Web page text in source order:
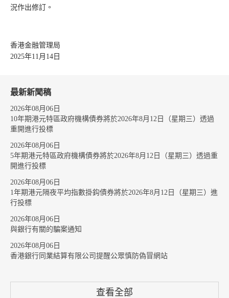
況作出修訂。
香港金融管理局
2025年11月14日
最新新聞稿
2026年08月06日
10年期港元特區政府機構債券將於2026年8月12日（星期三）透過
重開進行投標
2026年08月06日
5年期港元特區政府機構債券將於2026年8月12日（星期三）透過重
開進行投標
2026年08月06日
1年期港元隔夜平均指數掛鈎債券將於2026年8月12日（星期三）進
行投標
2026年08月06日
與銀行有關的騙案通知
2026年08月06日
香港銀行同業結算有限公司提醒公眾慎防偽冒網站
查看全部